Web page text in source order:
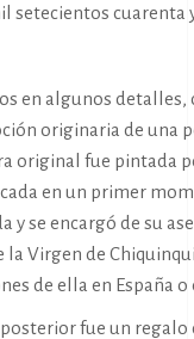
setecientos cuarenta
en algunos
originaria de
original fue pintada
en un primer
encargó de su
Virgen de
de ella en España o
fue un